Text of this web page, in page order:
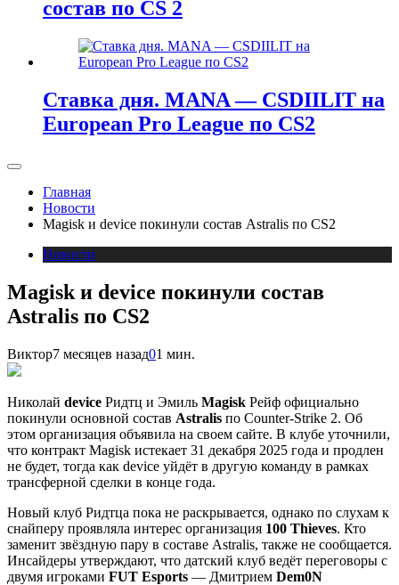
состав по CS 2
Ставка дня. MANA — CSDIILIT на
European Pro League по CS2
Главная
Новости
Magisk и device покинули состав Astralis по CS2
Новости
Magisk и device покинули состав
Astralis по CS2
Виктор7 месяцев назад01 мин.
Николай device Ридтц и Эмиль Magisk Рейф официально
покинули основной состав Astralis по Counter-Strike 2. Об
этом организация объявила на своем сайте. В клубе уточнили,
что контракт Magisk истекает 31 декабря 2025 года и продлен
не будет, тогда как device уйдёт в другую команду в рамках
трансферной сделки в конце года.
Новый клуб Ридтца пока не раскрывается, однако по слухам к
снайперу проявляла интерес организация 100 Thieves. Кто
заменит звёздную пару в составе Astralis, также не сообщается.
Инсайдеры утверждают, что датский клуб ведёт переговоры с
двумя игроками FUT Esports — Дмитрием Dem0N